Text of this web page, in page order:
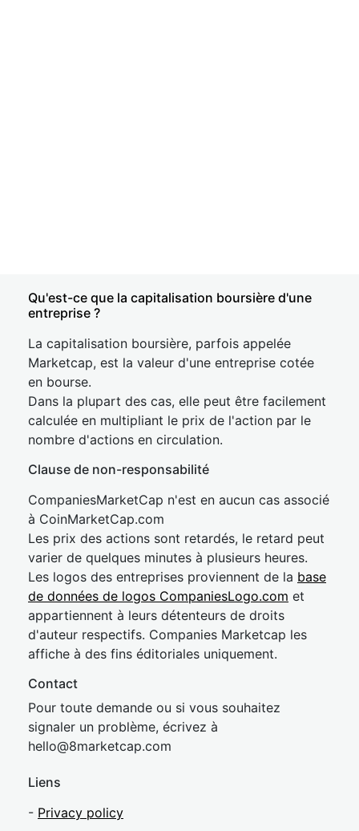
Qu'est-ce que la capitalisation boursière d'une
entreprise ?
La capitalisation boursière, parfois appelée
Marketcap, est la valeur d'une entreprise cotée
en bourse.
Dans la plupart des cas, elle peut être facilement
calculée en multipliant le prix de l'action par le
nombre d'actions en circulation.
Clause de non-responsabilité
CompaniesMarketCap n'est en aucun cas associé
à CoinMarketCap.com
Les prix des actions sont retardés, le retard peut
varier de quelques minutes à plusieurs heures.
Les logos des entreprises proviennent de la base
de données de logos CompaniesLogo.com et
appartiennent à leurs détenteurs de droits
d'auteur respectifs. Companies Marketcap les
affiche à des fins éditoriales uniquement.
Contact
Pour toute demande ou si vous souhaitez
signaler un problème, écrivez à
hello@8marketcap.com
Liens
- Privacy policy